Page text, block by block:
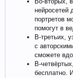
нейросетей
портретов
помогут в
В-третьих,
с
сможете
В-
бесплатно.